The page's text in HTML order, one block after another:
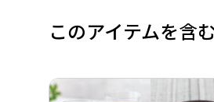
このアイテムを含